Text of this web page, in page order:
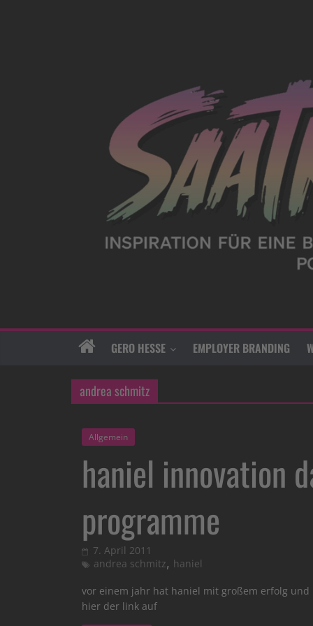
GERO HESSE EMPLOYER BRANDING
andrea schmitz
Allgemein
haniel innovation
programme
7. April 2011
andrea schmitz, haniel
vor einem jahr hat haniel mit großem erfolg
hier der link auf